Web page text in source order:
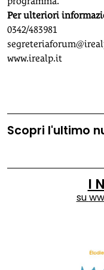
Per ulteriori
0342/483981
www.irealp.it
Scopri l'ultimo
I
su